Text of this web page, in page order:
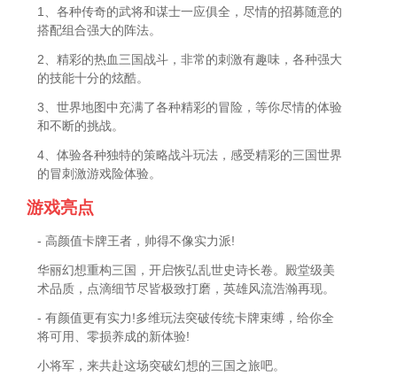
1、各种传奇的武将和谋士一应俱全，尽情的招募随意的
搭配组合强大的阵法。
2、精彩的热血三国战斗，非常的刺激有趣味，各种强大
的技能十分的炫酷。
3、世界地图中充满了各种精彩的冒险，等你尽情的体验
和不断的挑战。
4、体验各种独特的策略战斗玩法，感受精彩的三国世界
的冒刺激游戏险体验。
游戏亮点
- 高颜值卡牌王者，帅得不像实力派!
华丽幻想重构三国，开启恢弘乱世史诗长卷。殿堂级美
术品质，点滴细节尽皆极致打磨，英雄风流浩瀚再现。
- 有颜值更有实力!多维玩法突破传统卡牌束缚，给你全
将可用、零损养成的新体验!
小将军，来共赴这场突破幻想的三国之旅吧。